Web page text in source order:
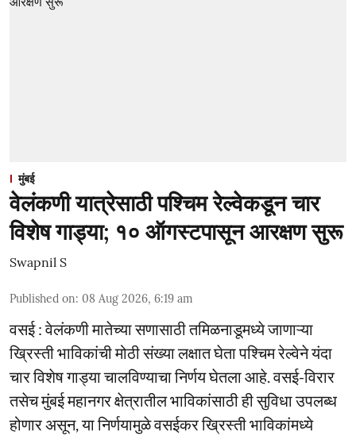
मुंबई
वेलंकणी यात्रेसाठी पश्चिम रेल्वेकडून चार
विशेष गाड्या; १० ऑगस्टपासून आरक्षण सुरू
Swapnil S
Published on: 08 Aug 2026, 6:19 am
वसई : वेलंकणी मातेच्या सणासाठी तमिळनाडूमध्ये जाणाऱ्या
ख्रिस्ती भाविकांची मोठी संख्या लक्षात घेता पश्चिम रेल्वेने यंदा
चार विशेष गाड्या चालविण्याचा निर्णय घेतला आहे. वसई-विरार
तसेच मुंबई महानगर क्षेत्रातील भाविकांसाठी ही सुविधा उपलब्ध
होणार असून, या निर्णयामुळे वसईकर ख्रिस्ती भाविकांमध्ये